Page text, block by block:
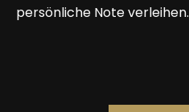
persönliche Note verleihen.